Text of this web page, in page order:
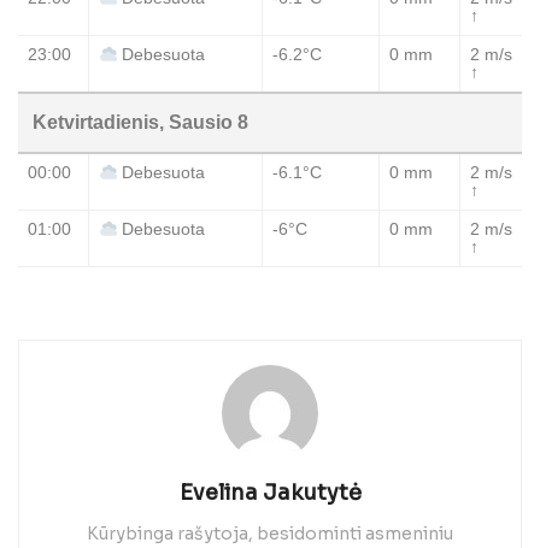
↑
23:00 Debesuota -6.2°C 0 mm
2 m/s
↑
Ketvirtadienis, Sausio 8
00:00 Debesuota -6.1°C 0 mm
2 m/s
↑
01:00 Debesuota -6°C 0 mm
2 m/s
↑
Evelina Jakutytė
Kūrybinga rašytoja, besidominti asmeniniu